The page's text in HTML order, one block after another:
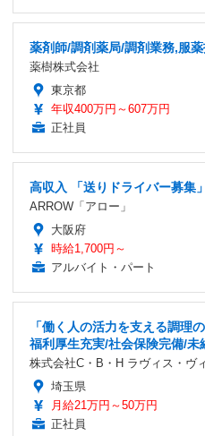
薬剤師/調剤薬局/調剤業務,服
薬樹株式会社
東京都
年収400万円～607万円
正社員
高収入 「送りドライバー募集
ARROW「アロー」
大阪府
時給1,700円～
アルバイト・パート
「働く人の活力を支える調理
福利厚生充実/社会保険完備/未
株式会社C・B・H ラヴィス・ヴ
埼玉県
月給21万円～50万円
正社員